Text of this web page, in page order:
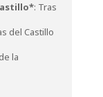
: Tras
del Castillo
la